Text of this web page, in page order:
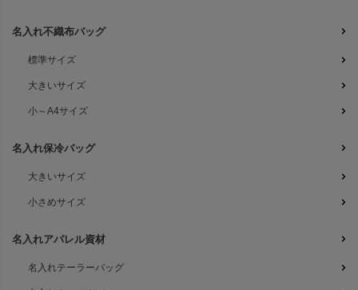
名入れ不織布バッグ
標準サイズ
大きいサイズ
小～A4サイズ
名入れ保冷バッグ
大きいサイズ
小さめサイズ
名入れアパレル資材
名入れテーラーバッグ